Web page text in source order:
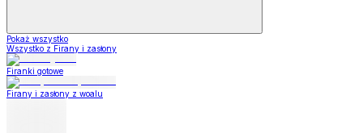
Pokaż wszystko
Wszystko z Firany i zasłony
Firanki gotowe
Firany i zasłony z woalu